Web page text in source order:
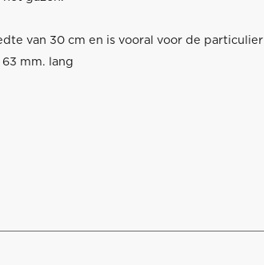
van 30 cm en is vooral voor de particulier
mm. lang